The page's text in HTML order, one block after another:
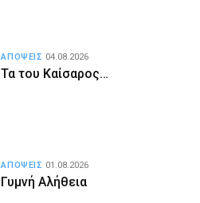
Τα του Καίσαρος…
ΑΠΟΨΕΙΣ 04.08.2026
Γυμνή Αλήθεια
ΑΠΟΨΕΙΣ 01.08.2026